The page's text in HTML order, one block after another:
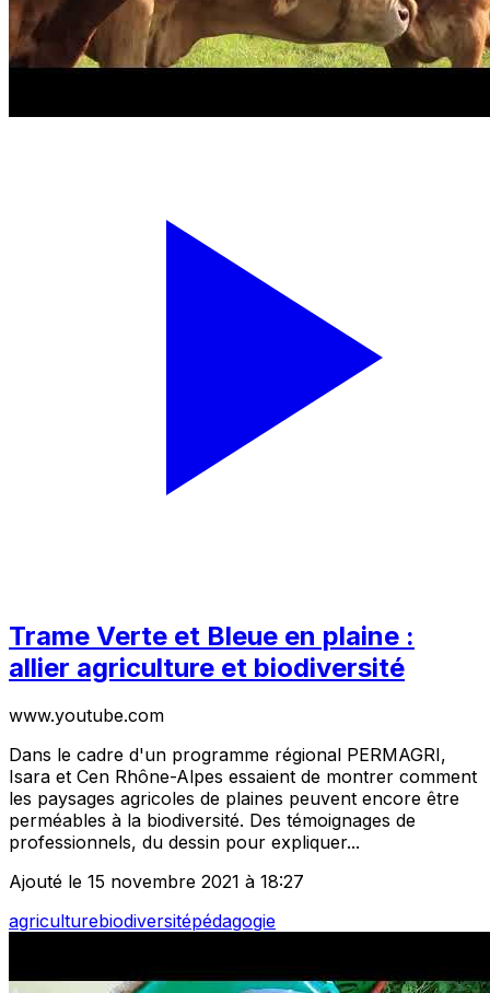
Trame Verte et Bleue en plaine :
allier agriculture et biodiversité
www.youtube.com
Dans le cadre d'un programme régional PERMAGRI,
Isara et Cen Rhône-Alpes essaient de montrer comment
les paysages agricoles de plaines peuvent encore être
perméables à la biodiversité. Des témoignages de
professionnels, du dessin pour expliquer...
Ajouté le 15 novembre 2021 à 18:27
agriculturebiodiversitépédagogie